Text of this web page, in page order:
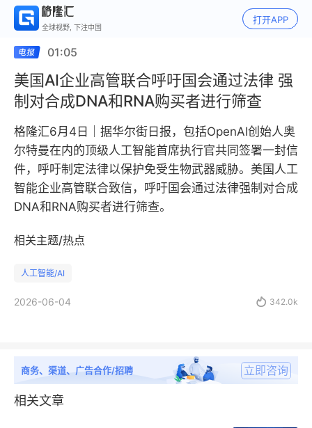
全球视野, 下注中国
打开APP
01:05
美国AI企业高管联合呼吁国会通过法律 强
制对合成DNA和RNA购买者进行筛查
格隆汇6月4日｜据华尔街日报，包括OpenAI创始人奥
尔特曼在内的顶级人工智能首席执行官共同签署一封信
件，呼吁制定法律以保护免受生物武器威胁。美国人工
智能企业高管联合致信，呼吁国会通过法律强制对合成
DNA和RNA购买者进行筛查。
相关主题/热点
人工智能/AI
2026-06-04  342.0k
商务、渠道、广告合作/招聘 立即咨询
相关文章